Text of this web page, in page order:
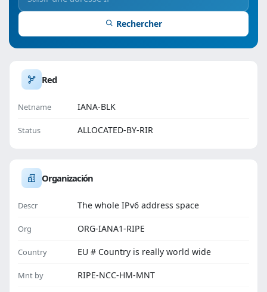
Rechercher
Red
Netname IANA-BLK
Status ALLOCATED-BY-RIR
Organización
Descr The whole IPv6 address space
Org ORG-IANA1-RIPE
Country EU # Country is really world wide
Mnt by RIPE-NCC-HM-MNT